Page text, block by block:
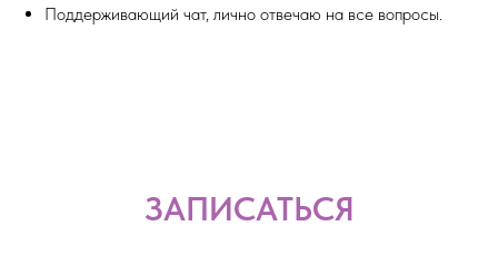
Поддерживающий чат, лично отвечаю на все вопросы.
ЗАПИСАТЬСЯ